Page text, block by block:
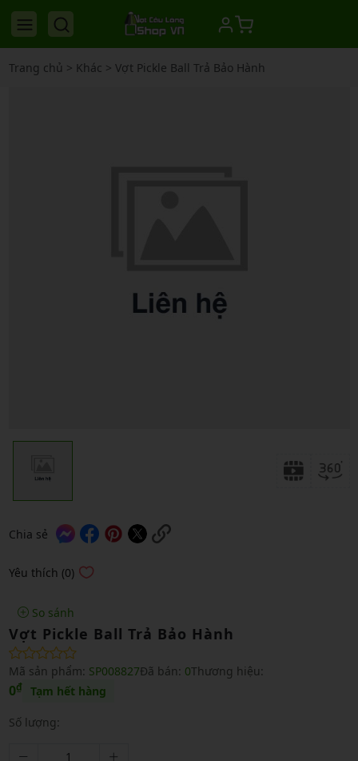
Trang chủ > Khác > Vợt Pickle Ball Trả Bảo Hành
Chia sẻ
Yêu thích (0)
So sánh
Vợt Pickle Ball Trả Bảo Hành
Mã sản phẩm: SP008827Đã bán: 0Thương hiệu:
0₫ Tạm hết hàng
Số lượng: